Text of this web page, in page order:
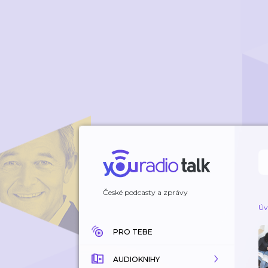
České podcasty a zprávy
PRO TEBE
AUDIOKNIHY